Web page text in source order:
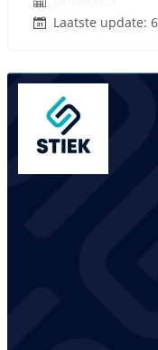
Laatste update: